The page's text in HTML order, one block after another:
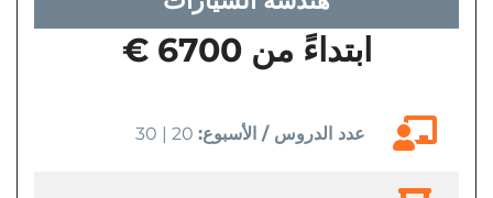
ابتداءً من 6700 €
عدد الدروس / الأسبوع: 20 | 30